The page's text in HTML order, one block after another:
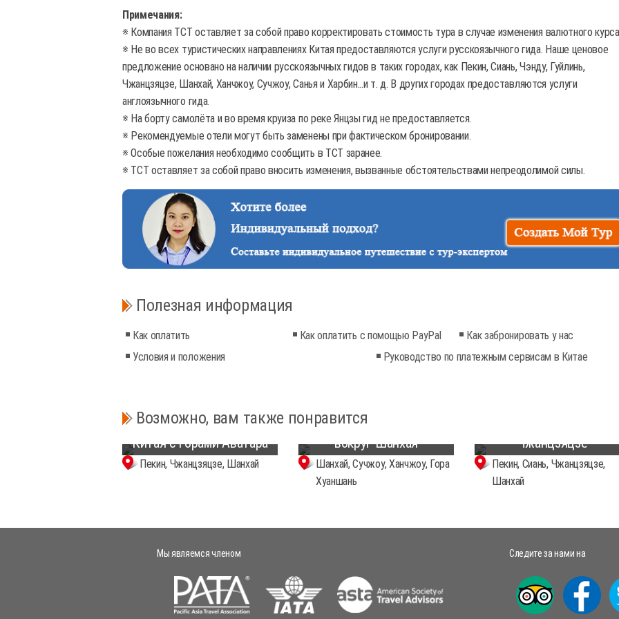
Примечания:
※ Компания TCT оставляет за собой право корректировать стоимость тура в случае изменения валютного
※ Не во всех туристических направлениях Китая предоставляются услуги русскоязычного гида. Наше ценовое
предложение основано на наличии русскоязычных гидов в таких городах, как Пекин, Сиань, Чэнду, Гуйлинь,
Чжанцзяцзе, Шанхай, Ханчжоу, Сучжоу, Санья и Харбин...и т. д. В других городах предоставляются услуги
англоязычного гида.
※ На борту самолёта и во время круиза по реке Янцзы гид не предоставляется.
※ Рекомендуемые отели могут быть заменены при фактическом бронировании.
※ Особые пожелания необходимо сообщить в TCT заранее.
※ TCT оставляет за собой право вносить изменения, вызванные обстоятельствами непреодолимой силы.
Полезная информация
Как оплатить Как оплатить с помощью PayPal
Как забронировать у нас
Условия и положения
Руководство по платежным сервисам в Китае
Возможно, вам также понравится
достопримечательностям
Китая с горами Аватара
Пекин, Чжанцзяцзе, Шанхай
по лучшим пейзажам
вокруг Шанхая
Шанхай, Сучжоу, Ханчжоу, Гора
Хуаншань
Чжанцзяцзе
Пекин, Сиань, Чжанцзяцзе,
Шанхай
Мы являемся членом Следите за нами на